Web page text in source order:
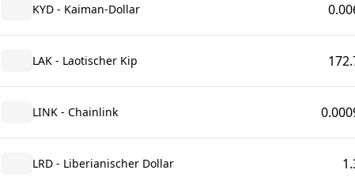
KYD - Kaiman-Dollar
LAK - Laotischer Kip
LINK - Chainlink
LRD - Liberianischer Dollar